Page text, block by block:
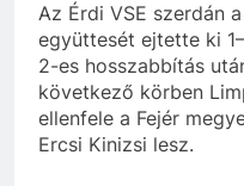
Az Érdi VSE szerdán
együttesét ejtette ki
2-es hosszabbítás
következő körben
ellenfele a Fejér
Ercsi Kinizsi lesz.